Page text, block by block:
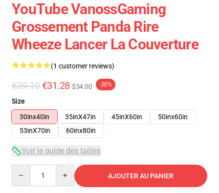
YouTube VanossGaming
Grossement Panda Rire
Wheeze Lancer La Couverture
(1 customer reviews)
€39.10 €31.28 $34.00 -20%
Size
30inx40in
35inX47in 45inX60in
50inx60in
53inX70in
60inx80in
Voir le guide des tailles
AJOUTER AU PANIER